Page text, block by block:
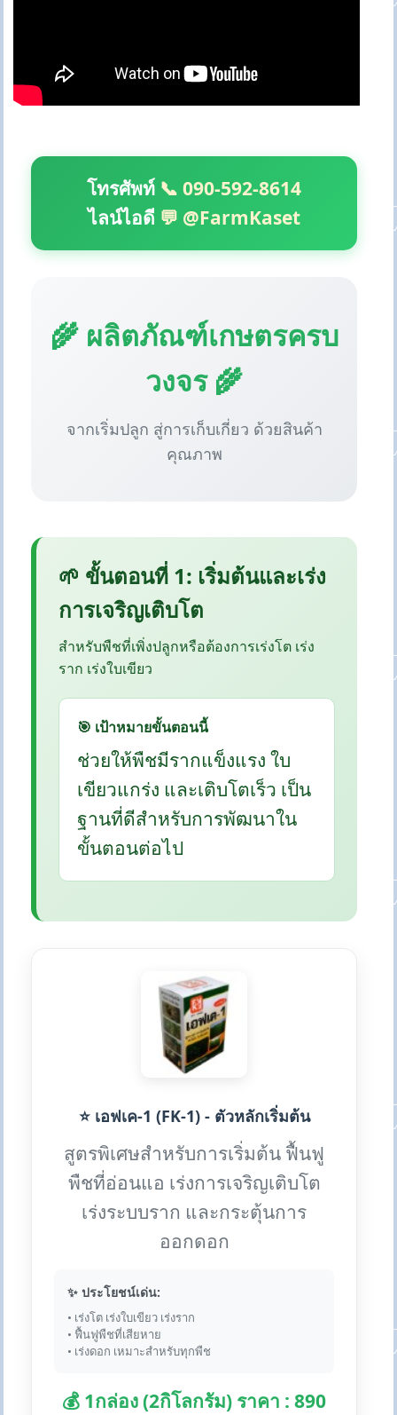
โทรศัพท์ 📞 090-592-8614
ไลน์ไอดี 💬 @FarmKaset
🌾 ผลิตภัณฑ์เกษตรครบ
วงจร 🌾
จากเริ่มปลูก สู่การเก็บเกี่ยว ด้วยสินค้า
คุณภาพ
🌱 ขั้นตอนที่ 1: เริ่มต้นและเร่ง
การเจริญเติบโต
สำหรับพืชที่เพิ่งปลูกหรือต้องการเร่งโต เร่ง
ราก เร่งใบเขียว
🎯 เป้าหมายขั้นตอนนี้
ช่วยให้พืชมีรากแข็งแรง ใบ
เขียวแกร่ง และเติบโตเร็ว เป็น
ฐานที่ดีสำหรับการพัฒนาใน
ขั้นตอนต่อไป
⭐ เอฟเค-1 (FK-1) - ตัวหลักเริ่มต้น
สูตรพิเศษสำหรับการเริ่มต้น ฟื้นฟู
พืชที่อ่อนแอ เร่งการเจริญเติบโต
เร่งระบบราก และกระตุ้นการ
ออกดอก
✨ ประโยชน์เด่น:
• เร่งโต เร่งใบเขียว เร่งราก
• ฟื้นฟูพืชที่เสียหาย
• เร่งดอก เหมาะสำหรับทุกพืช
💰 1กล่อง (2กิโลกรัม) ราคา : 890